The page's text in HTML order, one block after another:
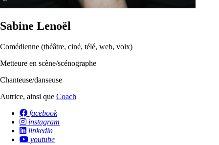
Sabine Lenoël
Comédienne (théâtre, ciné, télé, web, voix)
Metteure en scène/scénographe
Chanteuse/danseuse
Autrice, ainsi que Coach
facebook
instagram
linkedin
youtube